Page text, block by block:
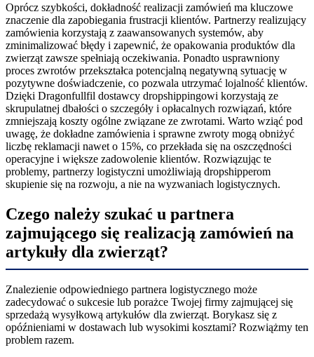
Oprócz szybkości, dokładność realizacji zamówień ma kluczowe
znaczenie dla zapobiegania frustracji klientów. Partnerzy realizujący
zamówienia korzystają z zaawansowanych systemów, aby
zminimalizować błędy i zapewnić, że opakowania produktów dla
zwierząt zawsze spełniają oczekiwania. Ponadto usprawniony
proces zwrotów przekształca potencjalną negatywną sytuację w
pozytywne doświadczenie, co pozwala utrzymać lojalność klientów.
Dzięki Dragonfullfil dostawcy dropshippingowi korzystają ze
skrupulatnej dbałości o szczegóły i opłacalnych rozwiązań, które
zmniejszają koszty ogólne związane ze zwrotami. Warto wziąć pod
uwagę, że dokładne zamówienia i sprawne zwroty mogą obniżyć
liczbę reklamacji nawet o 15%, co przekłada się na oszczędności
operacyjne i większe zadowolenie klientów. Rozwiązując te
problemy, partnerzy logistyczni umożliwiają dropshipperom
skupienie się na rozwoju, a nie na wyzwaniach logistycznych.
Czego należy szukać u partnera
zajmującego się realizacją zamówień na
artykuły dla zwierząt?
Znalezienie odpowiedniego partnera logistycznego może
zadecydować o sukcesie lub porażce Twojej firmy zajmującej się
sprzedażą wysyłkową artykułów dla zwierząt. Borykasz się z
opóźnieniami w dostawach lub wysokimi kosztami? Rozwiążmy ten
problem razem.